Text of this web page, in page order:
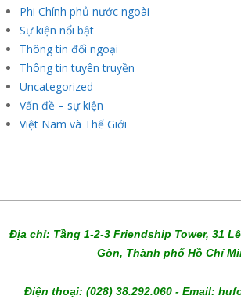
Phi Chính phủ nước ngoài
Sự kiện nổi bật
Thông tin đối ngoại
Thông tin tuyên truyền
Uncategorized
Vấn đề – sự kiện
Việt Nam và Thế Giới
Địa chỉ: Tầng 1-2-3 Friendship Tower, 31
Gòn, Thành phố Hồ Chí
Điện thoại: (028) 38.292.060 - Email: